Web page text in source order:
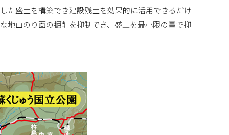
た盛土を構築でき建設残土を効果的に活用できるだけ
地山のり面の掘削を抑制でき、盛土を最小限の量で抑